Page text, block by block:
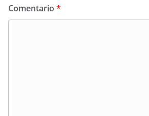
Comentario *